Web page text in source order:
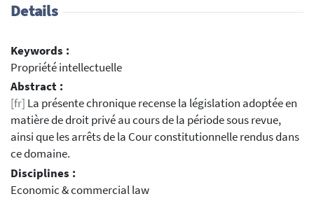
Details
Keywords :
Propriété intellectuelle
Abstract :
[fr] La présente chronique recense la législation adoptée en
matière de droit privé au cours de la période sous revue,
ainsi que les arrêts de la Cour constitutionnelle rendus dans
ce domaine.
Disciplines :
Economic & commercial law